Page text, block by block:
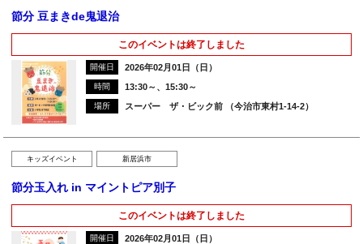
節分 豆まきde鬼退治
このイベントは終了しました
開催日 2026年02月01日（日）
時間 13:30～、15:30～
場所 スーパー ザ・ビック前 （今治市東村1-14-2）
キッズイベント 新居浜市
節分玉入れ in マイントピア別子
このイベントは終了しました
開催日 2026年02月01日（日）